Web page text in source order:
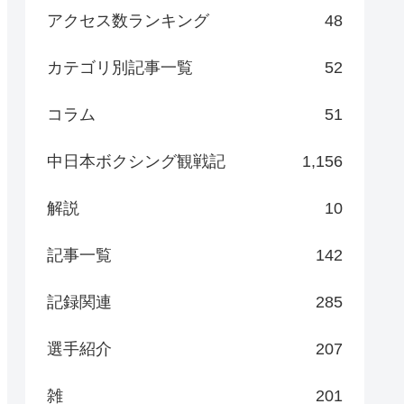
アクセス数ランキング 48
カテゴリ別記事一覧 52
コラム 51
中日本ボクシング観戦記 1,156
解説 10
記事一覧 142
記録関連 285
選手紹介 207
雑 201